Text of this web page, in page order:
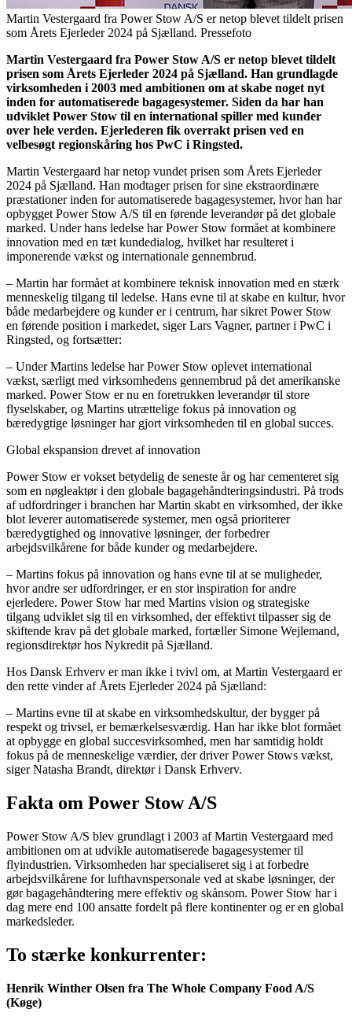
Martin Vestergaard fra Power Stow A/S er netop blevet tildelt prisen
som Årets Ejerleder 2024 på Sjælland. Pressefoto
Martin Vestergaard fra Power Stow A/S er netop blevet tildelt
prisen som Årets Ejerleder 2024 på Sjælland. Han grundlagde
virksomheden i 2003 med ambitionen om at skabe noget nyt
inden for automatiserede bagagesystemer. Siden da har han
udviklet Power Stow til en international spiller med kunder
over hele verden. Ejerlederen fik overrakt prisen ved en
velbesøgt regionskåring hos PwC i Ringsted.
Martin Vestergaard har netop vundet prisen som Årets Ejerleder
2024 på Sjælland. Han modtager prisen for sine ekstraordinære
præstationer inden for automatiserede bagagesystemer, hvor han har
opbygget Power Stow A/S til en førende leverandør på det globale
marked. Under hans ledelse har Power Stow formået at kombinere
innovation med en tæt kundedialog, hvilket har resulteret i
imponerende vækst og internationale gennembrud.
– Martin har formået at kombinere teknisk innovation med en stærk
menneskelig tilgang til ledelse. Hans evne til at skabe en kultur, hvor
både medarbejdere og kunder er i centrum, har sikret Power Stow
en førende position i markedet, siger Lars Vagner, partner i PwC i
Ringsted, og fortsætter:
– Under Martins ledelse har Power Stow oplevet international
vækst, særligt med virksomhedens gennembrud på det amerikanske
marked. Power Stow er nu en foretrukken leverandør til store
flyselskaber, og Martins utrættelige fokus på innovation og
bæredygtige løsninger har gjort virksomheden til en global succes.
Global ekspansion drevet af innovation
Power Stow er vokset betydelig de seneste år og har cementeret sig
som en nøgleaktør i den globale bagagehåndteringsindustri. På trods
af udfordringer i branchen har Martin skabt en virksomhed, der ikke
blot leverer automatiserede systemer, men også prioriterer
bæredygtighed og innovative løsninger, der forbedrer
arbejdsvilkårene for både kunder og medarbejdere.
– Martins fokus på innovation og hans evne til at se muligheder,
hvor andre ser udfordringer, er en stor inspiration for andre
ejerledere. Power Stow har med Martins vision og strategiske
tilgang udviklet sig til en virksomhed, der effektivt tilpasser sig de
skiftende krav på det globale marked, fortæller Simone Wejlemand,
regionsdirektør hos Nykredit på Sjælland.
Hos Dansk Erhverv er man ikke i tvivl om, at Martin Vestergaard er
den rette vinder af Årets Ejerleder 2024 på Sjælland:
– Martins evne til at skabe en virksomhedskultur, der bygger på
respekt og trivsel, er bemærkelsesværdig. Han har ikke blot formået
at opbygge en global succesvirksomhed, men har samtidig holdt
fokus på de menneskelige værdier, der driver Power Stows vækst,
siger Natasha Brandt, direktør i Dansk Erhverv.
Fakta om Power Stow A/S
Power Stow A/S blev grundlagt i 2003 af Martin Vestergaard med
ambitionen om at udvikle automatiserede bagagesystemer til
flyindustrien. Virksomheden har specialiseret sig i at forbedre
arbejdsvilkårene for lufthavnspersonale ved at skabe løsninger, der
gør bagagehåndtering mere effektiv og skånsom. Power Stow har i
dag mere end 100 ansatte fordelt på flere kontinenter og er en global
markedsleder.
To stærke konkurrenter:
Henrik Winther Olsen fra The Whole Company Food A/S
(Køge)